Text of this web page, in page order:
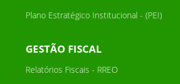
Plano Estratégico Institucional - (PEI)
GESTÃO FISCAL
Relatórios Fiscais - RREO